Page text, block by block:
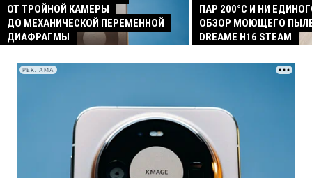
ОТ ТРОЙНОЙ КАМЕРЫ
ДО МЕХАНИЧЕСКОЙ ПЕРЕМЕННОЙ
ДИАФРАГМЫ
ПАР 200°C И НИ
ОБЗОР МОЮЩЕГО
DREAME H16 STEAM
РЕКЛАМА